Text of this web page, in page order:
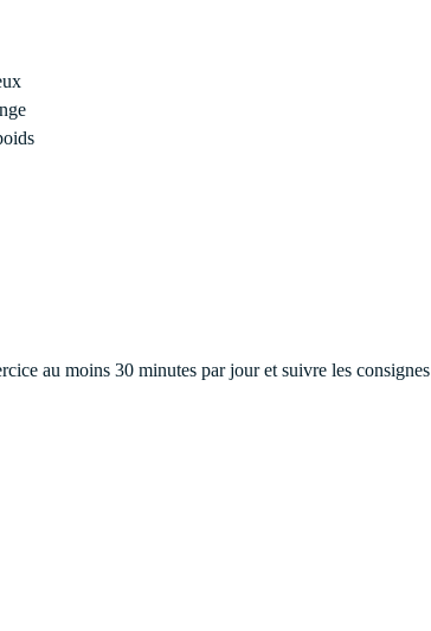
au moins 30 minutes par jour et suivre les consignes